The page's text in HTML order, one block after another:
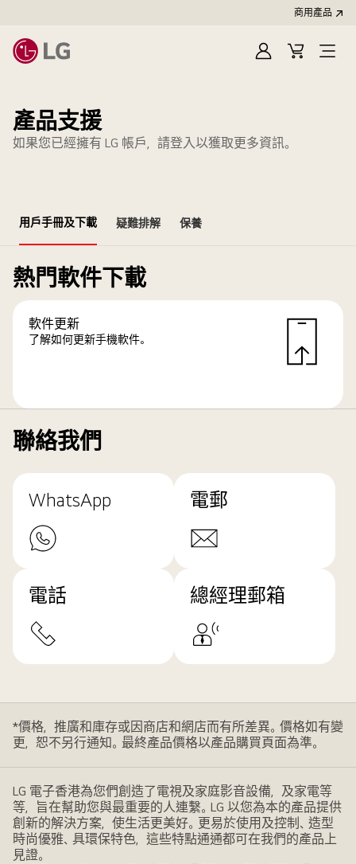
商用產品
登
購
產品支援
如果您已經擁有 LG 帳戶，請登入以獲取更多資訊。
用戶手冊及下載 疑難排解 保養
熱門軟件下載
軟件更新
了解如何更新手機軟件。
聯絡我們
WhatsApp 電郵
電話 總經理郵箱
*價格，推廣和庫存或因商店和網店而有所差異。價格如有變
更，恕不另行通知。最終產品價格以產品購買頁面為準。
LG 電子香港為您們創造了電視及家庭影音設備，及家電等
等，旨在幫助您與最重要的人連繫。LG 以您為本的產品提供
創新的解決方案，使生活更美好。更易於使用及控制、造型
時尚優雅、具環保特色，這些特點通通都可在我們的產品上
見證。